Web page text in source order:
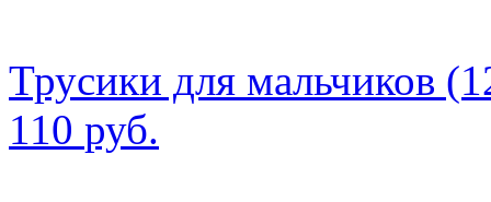
Трусики для мальчиков
110 руб.